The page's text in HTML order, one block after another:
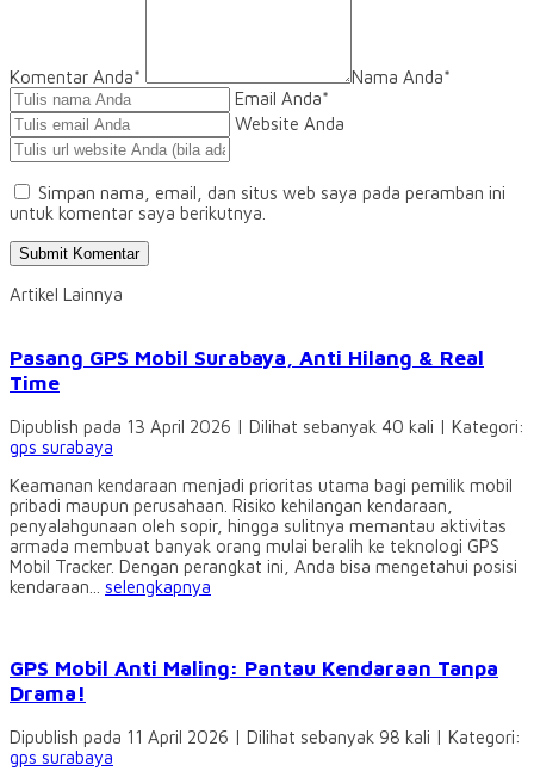
Komentar Anda* Nama Anda*
Email Anda*
Website Anda
Simpan nama, email, dan situs web saya pada peramban ini
untuk komentar saya berikutnya.
Artikel Lainnya
Pasang GPS Mobil Surabaya, Anti Hilang & Real
Time
Dipublish pada 13 April 2026 | Dilihat sebanyak 40 kali | Kategori:
gps surabaya
Keamanan kendaraan menjadi prioritas utama bagi pemilik mobil
pribadi maupun perusahaan. Risiko kehilangan kendaraan,
penyalahgunaan oleh sopir, hingga sulitnya memantau aktivitas
armada membuat banyak orang mulai beralih ke teknologi GPS
Mobil Tracker. Dengan perangkat ini, Anda bisa mengetahui posisi
kendaraan... selengkapnya
GPS Mobil Anti Maling: Pantau Kendaraan Tanpa
Drama!
Dipublish pada 11 April 2026 | Dilihat sebanyak 98 kali | Kategori:
gps surabaya